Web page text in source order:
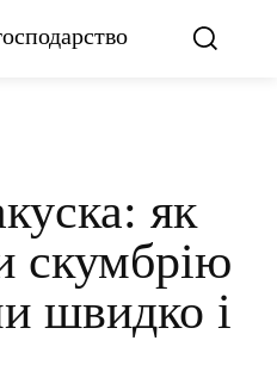
як
скумбрію
швидко і